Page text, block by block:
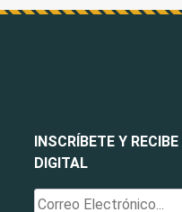
INSCRÍBETE Y
DIGITAL